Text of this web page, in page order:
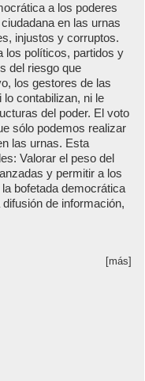
a los poderes
en las urnas
injustos y corruptos.
los políticos, partidos y
del riesgo que
los gestores de las
contabilizan, ni le
del poder. El voto
sólo podemos realizar
las urnas. Esta
Valorar el peso del
y permitir a los
bofetada democrática
de información,
[más]